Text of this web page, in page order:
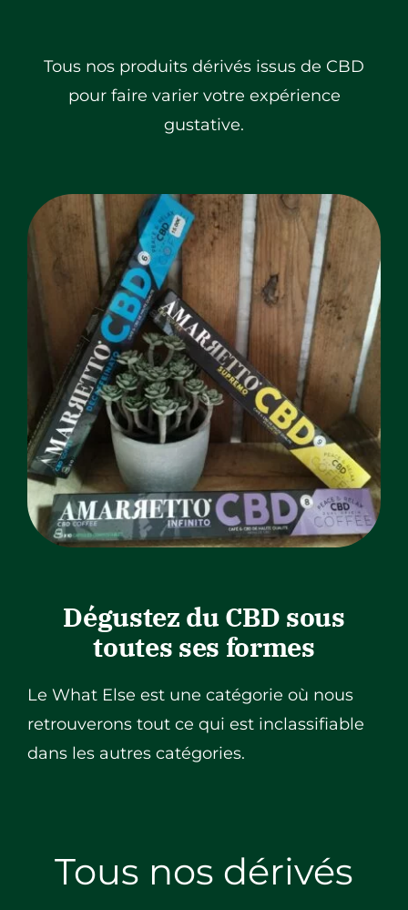
Tous nos produits dérivés issus de CBD
pour faire varier votre expérience
gustative.
Dégustez du CBD sous
toutes ses formes
Le What Else est une catégorie où nous
retrouverons tout ce qui est inclassifiable
dans les autres catégories.
Tous nos dérivés